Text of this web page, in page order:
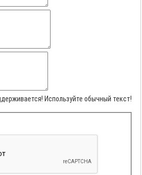
Используйте обычный текст!